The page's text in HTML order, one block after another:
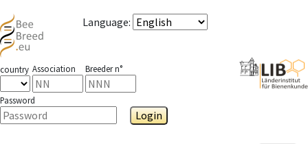
Language:
country Association Breeder n°
Password
Login